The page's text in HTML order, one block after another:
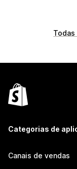
Categorias de
Canais de vendas